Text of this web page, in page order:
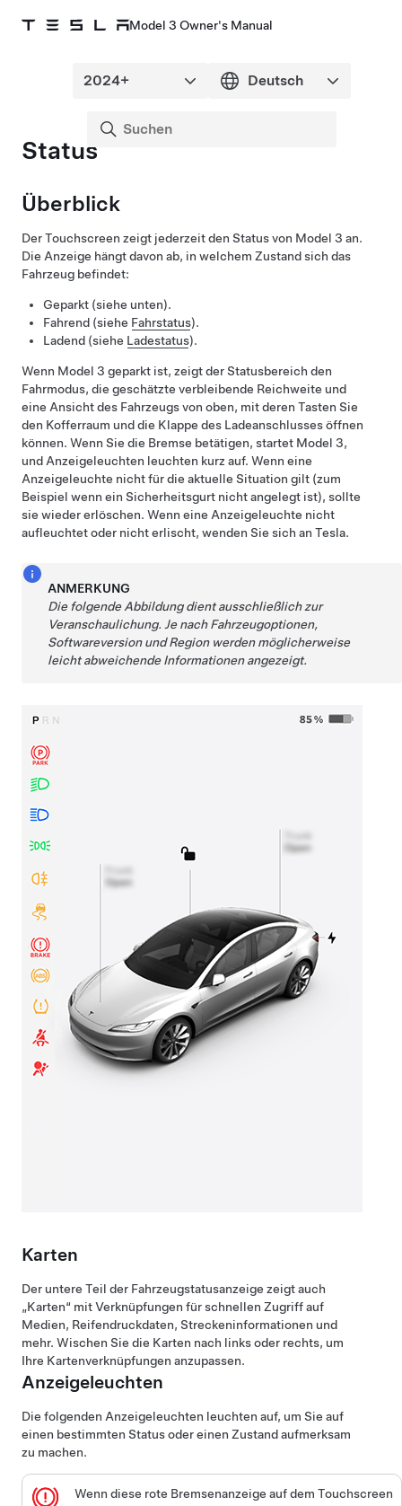
Model 3 Owner's Manual
Status
Überblick
Der Touchscreen zeigt jederzeit den Status von Model 3 an.
Die Anzeige hängt davon ab, in welchem Zustand sich das
Fahrzeug befindet:
Geparkt (siehe unten).
Fahrend (siehe Fahrstatus).
Ladend (siehe Ladestatus).
Wenn Model 3 geparkt ist, zeigt der Statusbereich den
Fahrmodus, die geschätzte verbleibende Reichweite und
eine Ansicht des Fahrzeugs von oben, mit deren Tasten Sie
den Kofferraum und die Klappe des Ladeanschlusses öffnen
können. Wenn Sie die Bremse betätigen, startet Model 3,
und Anzeigeleuchten leuchten kurz auf. Wenn eine
Anzeigeleuchte nicht für die aktuelle Situation gilt (zum
Beispiel wenn ein Sicherheitsgurt nicht angelegt ist), sollte
sie wieder erlöschen. Wenn eine Anzeigeleuchte nicht
aufleuchtet oder nicht erlischt, wenden Sie sich an Tesla.
ANMERKUNG
Die folgende Abbildung dient ausschließlich zur
Veranschaulichung. Je nach Fahrzeugoptionen,
Softwareversion und Region werden möglicherweise
leicht abweichende Informationen angezeigt.
Karten
Der untere Teil der Fahrzeugstatusanzeige zeigt auch
„Karten“ mit Verknüpfungen für schnellen Zugriff auf
Medien, Reifendruckdaten, Streckeninformationen und
mehr. Wischen Sie die Karten nach links oder rechts, um
Ihre Kartenverknüpfungen anzupassen.
Anzeigeleuchten
Die folgenden Anzeigeleuchten leuchten auf, um Sie auf
einen bestimmten Status oder einen Zustand aufmerksam
zu machen.
Wenn diese rote Bremsenanzeige auf dem Touchscreen